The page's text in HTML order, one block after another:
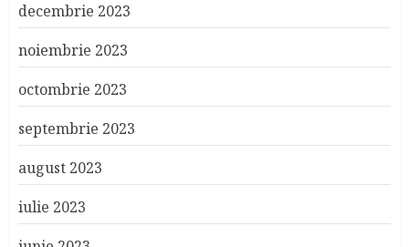
decembrie 2023
noiembrie 2023
octombrie 2023
septembrie 2023
august 2023
iulie 2023